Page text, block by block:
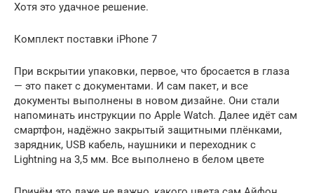
Хотя это удачное решение.
Комплект поставки iPhone 7
При вскрытии упаковки, первое, что бросается в глаза
— это пакет с документами. И сам пакет, и все
документы выполнены в новом дизайне. Они стали
напоминать инструкции по Apple Watch. Далее идёт сам
смартфон, надёжно закрытый защитными плёнками,
зарядник, USB кабель, наушники и переходник с
Lightning на 3,5 мм. Все выполнено в белом цвете